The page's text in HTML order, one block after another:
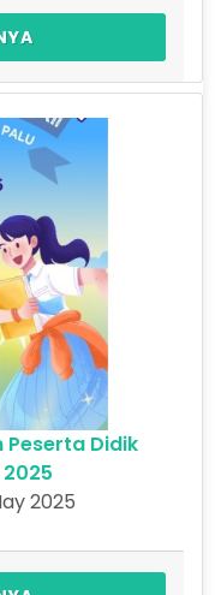
Peserta Didik
2025
2025